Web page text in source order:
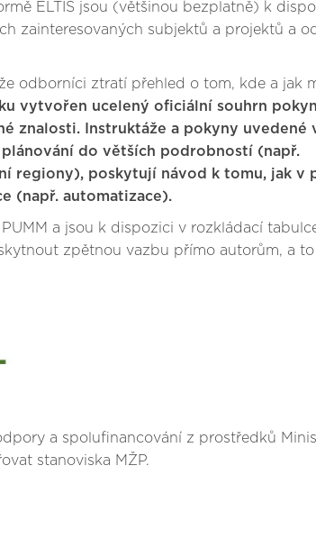
ELTIS jsou (většinou bezplatně) k
zainteresovaných subjektů a projektů a
odborníci ztratí přehled o tom, kde a jak
vytvořen ucelený oficiální souhrn
znalosti. Instruktáže a pokyny uvedené
do větších podrobností (např.
regiony), poskytují návod k tomu, jak v
(např. automatizace).
a jsou k dispozici v rozkládací
zpětnou vazbu přímo autorům, a to
a spolufinancování z prostředků
stanoviska MŽP.